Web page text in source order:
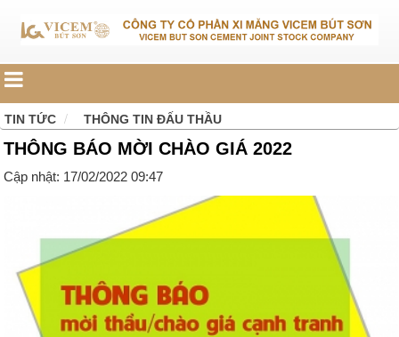
TIN TỨC THÔNG TIN ĐẤU THẦU
THÔNG BÁO MỜI CHÀO GIÁ 2022
Cập nhật: 17/02/2022 09:47